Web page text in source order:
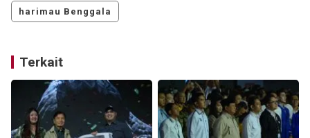
harimau Benggala
Terkait